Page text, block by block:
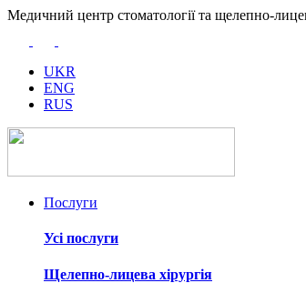
Медичний центр стоматології та щелепно-
UKR
ENG
RUS
Послуги
Усі послуги
Щелепно-лицева хірургія